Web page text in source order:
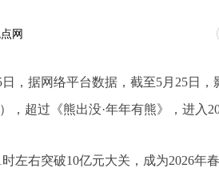
网
日，据网络平台数据，截至5月25日
，超过《熊出没·年年有熊》，进入
左右突破10亿元大关，成为2026年